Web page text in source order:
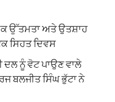
ਉੱਤਮਤਾ ਅਤੇ ਉਤਸ਼ਾਹ
ਸਿਹਤ ਦਿਵਸ
ਦਲ ਨੂੰ ਵੋਟ ਪਾਉਣ ਵਾਲੇ
ਬਲਜੀਤ ਸਿੰਘ ਭੁੱਟਾ ਨੇ